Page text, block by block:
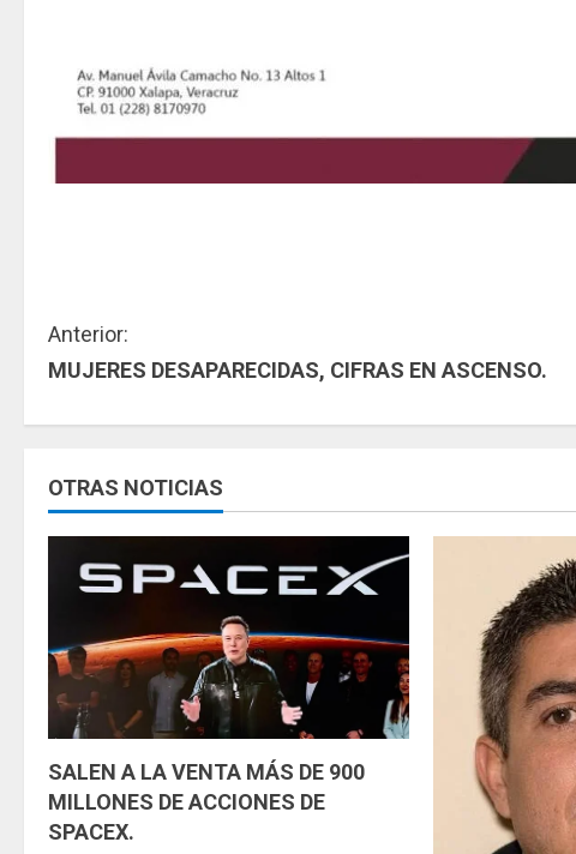
S
i
g
u
e
e
y
e
n
d
Anterior:
MUJERES DESAPARECIDAS, CIFRAS EN ASCENSO.
OTRAS NOTICIAS
SALEN A LA VENTA MÁS DE 900
MILLONES DE ACCIONES DE
SPACEX.